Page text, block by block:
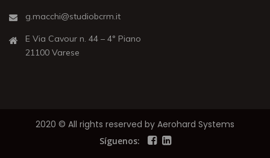
g.macchi@studiobcrm.it
E Via Cavour n. 44 – 4° Piano
21100 Varese
2020 © All rights reserved by Aerohard Systems
Síguenos: